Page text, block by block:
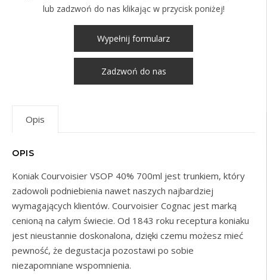
lub zadzwoń do nas klikając w przycisk poniżej!
Wypełnij formularz
Zadzwoń do nas
Opis
OPIS
Koniak Courvoisier VSOP 40% 700ml jest trunkiem, który
zadowoli podniebienia nawet naszych najbardziej
wymagających klientów. Courvoisier Cognac jest marką
cenioną na całym świecie. Od 1843 roku receptura koniaku
jest nieustannie doskonalona, dzięki czemu możesz mieć
pewność, że degustacja pozostawi po sobie
niezapomniane wspomnienia.